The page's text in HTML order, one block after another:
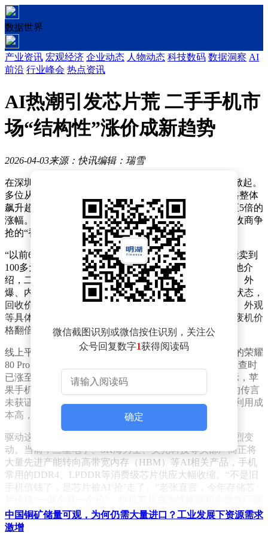
数据世界
产业资讯 宏观经济 企业动态 人物动态 科技数码 数据洞察 AI
前沿 行业峰会 热点资讯
AI热潮引发芯片荒 二手手机市
场“结构性”涨价成新趋势
2026-04-03来源：快讯编辑：瑞雪
在深圳华强北，一场围绕二手手机的“价格风暴”正悄然掀起。
多位从业者透露，自去年9月至今，报废手机的回收价格整体
飙升超过两倍，部分安卓中低端大内存机型甚至出现2至5倍的
涨幅。曾经被随意丢弃在抽屉里的旧手机，如今成为回收商争
抢的“香饽饽”，市场定价逻辑的转变引发广泛关注。
“以前60元都无人问津的报废机，现在哪怕开不了机也能卖到
100多元。”在华强北从事二手回收六年的老张感慨道。他介
绍，二手手机通常按成色分为充新、靓机、小花、大花、外
爆、内爆和报废机等类别，其中充新和靓机因接近全新状态，
回收价可达原价的五至六成，而其他机型则需根据功能、外观
等具体评估。但近期，这一评估体系被彻底打破——报废机价
格翻倍，大内存安卓机型成为涨价主力。
线上平台的数据印证了这一趋势。一位用户称，其闲置的荣耀
80 Pro（5G版）在今年1月的回收评估价为650元，3月再查时
已涨至700元。然而，市场并非全面上涨。多位商户表示，苹
果手机回收价波动较小，甚至有“三台旧iPhone换新机”的传言
未获证实。究其原因，苹果芯片的封闭性导致其解锁和利用成
本高，复用价值低于安卓机型，普通回收商难以参与。
驱动这场涨价的核心因素，指向全球存储芯片市场的剧烈变
动。当前，三星电子、SK海力士、美光科技等头部厂商正将
大量先进产能转向高带宽内存（HBM）等AI相关产品，手机
常用的DDR4、LPDDR等消费级芯片供应大幅收缩。“不是旧
手机值钱了，是芯片被AI‘抢’走了。”老张直言，今年存储芯
的替代选择。相比全新芯片，旧手机拆解的存储颗粒价格更低
且有现货，使得主板完好的机型价值重估。
微信截图识别或微信按住识别，关注公
众号回复数字1获得阅读码
确定
中国铜矿储量可观，为何仍需大量进口？工业发展下资源需求
激增